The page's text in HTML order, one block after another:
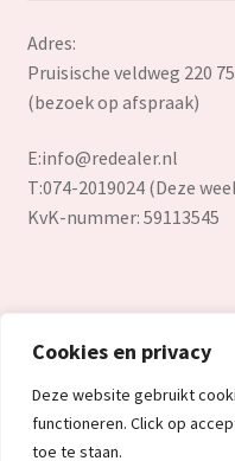
Cookies en privacy
Deze website gebruikt
functioneren. Click op
toe te staan.
Adres:
Pruisische veldweg 220
(bezoek op afspraak)
E:info@redealer.nl
T:074-2019024 (Deze
KvK-nummer: 59113545
© Redealer.nl |
overstockproducten
2026